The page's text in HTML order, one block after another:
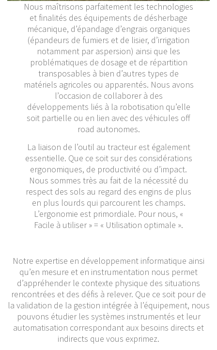
Nous maîtrisons parfaitement les technologies
et finalités des équipements de désherbage
mécanique, d’épandage d’engrais organiques
(épandeurs de fumiers et de lisier, d’irrigation
notamment par aspersion) ainsi que les
problématiques de dosage et de répartition
transposables à bien d’autres types de
matériels agricoles ou apparentés. Nous avons
l’occasion de collaborer à des
développements liés à la robotisation qu’elle
soit partielle ou en lien avec des véhicules off
road autonomes.
La liaison de l’outil au tracteur est également
essentielle. Que ce soit sur des considérations
ergonomiques, de productivité ou d’impact.
Nous sommes très au fait de la nécessité du
respect des sols au regard des engins de plus
en plus lourds qui parcourent les champs.
L’ergonomie est primordiale. Pour nous, «
Facile à utiliser » = « Utilisation optimale ».
Notre expertise en développement informatique ainsi
qu’en mesure et en instrumentation nous permet
d’appréhender le contexte physique des situations
rencontrées et des défis à relever. Que ce soit pour de
la validation de la gestion intégrée à l’équipement, nous
pouvons étudier les systèmes instrumentés et leur
automatisation correspondant aux besoins directs et
indirects que vous exprimez.